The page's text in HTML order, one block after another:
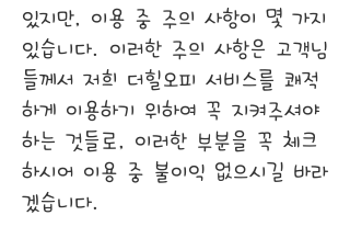
있지만, 이용 중 주의 사항이 몇 가지
있습니다. 이러한 주의 사항은 고객님
들께서 저희 더힐오피 서비스를 쾌적
하게 이용하기 위하여 꼭 지켜주셔야
하는 것들로, 이러한 부분을 꼭 체크
하시어 이용 중 불이익 없으시길 바라
겠습니다.